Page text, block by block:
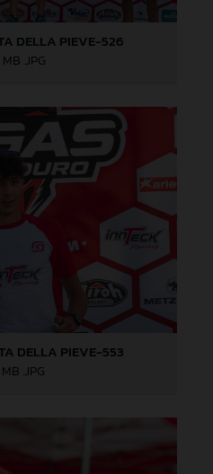
DELLA PIEVE-526
.JPG
DELLA PIEVE-553
MB .JPG